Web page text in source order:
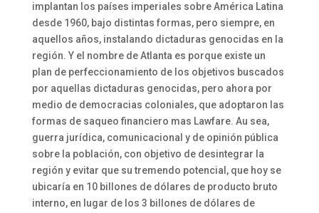
implantan los países imperiales sobre América Latina
desde 1960, bajo distintas formas, pero siempre, en
aquellos años, instalando dictaduras genocidas en la
región. Y el nombre de Atlanta es porque existe un
plan de perfeccionamiento de los objetivos buscados
por aquellas dictaduras genocidas, pero ahora por
medio de democracias coloniales, que adoptaron las
formas de saqueo financiero mas Lawfare. Au sea,
guerra jurídica, comunicacional y de opinión pública
sobre la población, con objetivo de desintegrar la
región y evitar que su tremendo potencial, que hoy se
ubicaría en 10 billones de dólares de producto bruto
interno, en lugar de los 3 billones de dólares de